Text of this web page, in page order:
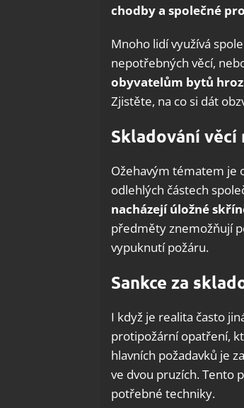
chodby a společné
Mnoho lidí využívá
nepotřebných věcí,
obyvatelům bytů
Zjistěte, na co si dát
Skladování věcí
Ožehavým tématem je
odlehlých částech
nacházejí úložné
předměty znemožňují
vypuknutí požáru.
Sankce za
I když je realita často
protipožární opatření,
hlavních požadavků je
ve dvou pruzích. Tento
potřebné techniky.